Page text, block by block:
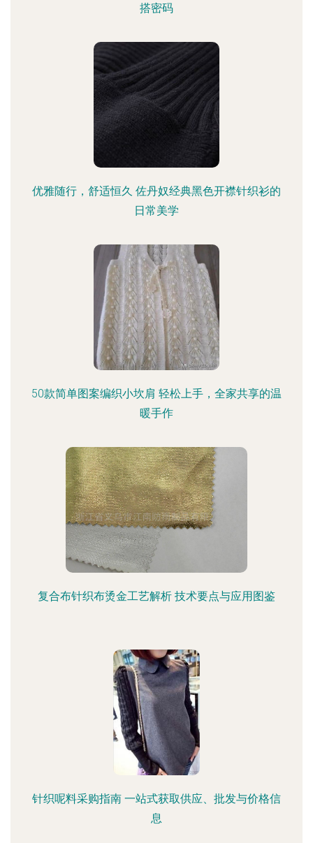
搭密码
优雅随行，舒适恒久 佐丹奴经典黑色开襟针织衫的
日常美学
50款简单图案编织小坎肩 轻松上手，全家共享的温
暖手作
复合布针织布烫金工艺解析 技术要点与应用图鉴
针织呢料采购指南 一站式获取供应、批发与价格信
息